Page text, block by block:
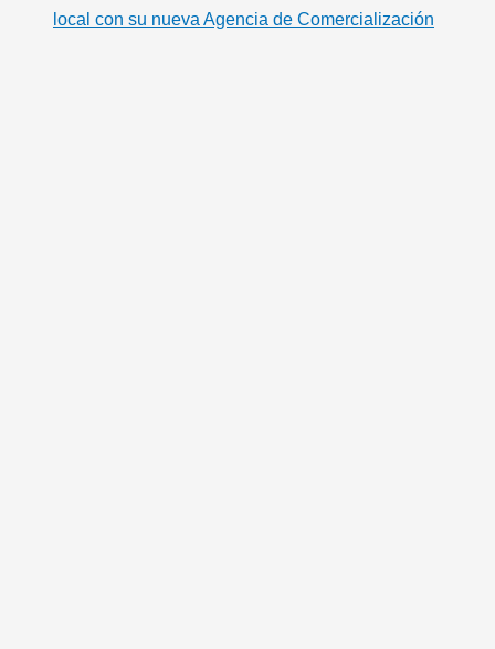
local con su nueva Agencia de Comercialización